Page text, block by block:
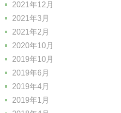
2021年12月
2021年3月
2021年2月
2020年10月
2019年10月
2019年6月
2019年4月
2019年1月